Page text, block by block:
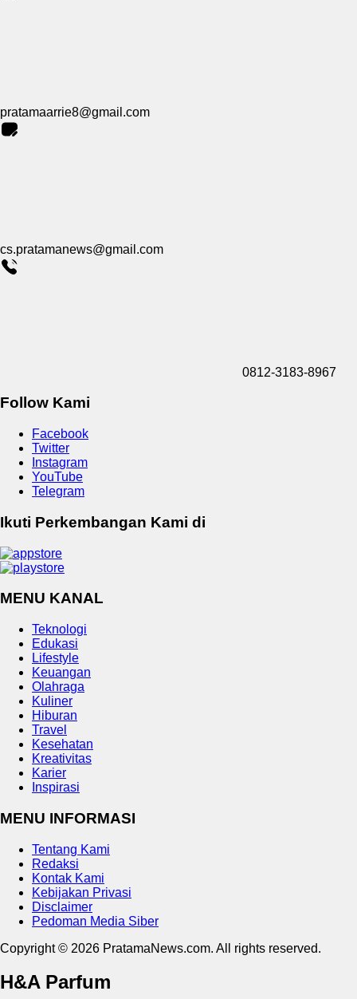
pratamaarrie8@gmail.com
cs.pratamanews@gmail.com
0812-3183-8967
Follow Kami
Facebook
Twitter
Instagram
YouTube
Telegram
Ikuti Perkembangan Kami di
MENU KANAL
Teknologi
Edukasi
Lifestyle
Keuangan
Olahraga
Kuliner
Hiburan
Travel
Kesehatan
Kreativitas
Karier
Inspirasi
MENU INFORMASI
Tentang Kami
Redaksi
Kontak Kami
Kebijakan Privasi
Disclaimer
Pedoman Media Siber
Copyright © 2026 PratamaNews.com. All rights reserved.
H&A Parfum